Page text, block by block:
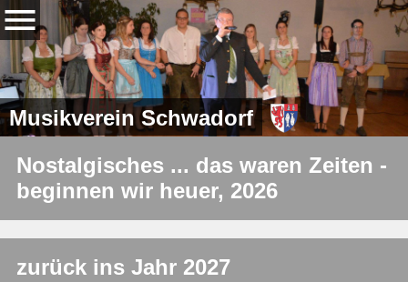
Musikverein Schwadorf
Nostalgisches ... das waren Zeiten -
beginnen wir heuer, 2026
zurück ins Jahr 2027